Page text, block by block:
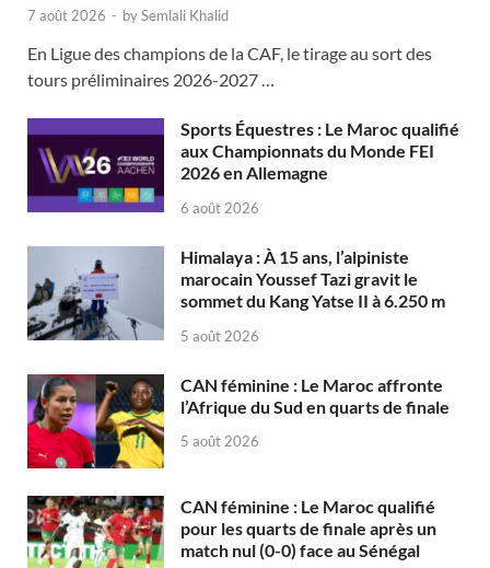
7 août 2026 - bySemlali Khalid
En Ligue des champions de la CAF, le tirage au sort des
tours préliminaires 2026-2027 …
Sports Équestres : Le Maroc qualifié
aux Championnats du Monde FEI
2026 en Allemagne
6 août 2026
Himalaya : À 15 ans, l’alpiniste
marocain Youssef Tazi gravit le
sommet du Kang Yatse II à 6.250 m
5 août 2026
CAN féminine : Le Maroc affronte
l’Afrique du Sud en quarts de finale
5 août 2026
CAN féminine : Le Maroc qualifié
pour les quarts de finale après un
match nul (0-0) face au Sénégal